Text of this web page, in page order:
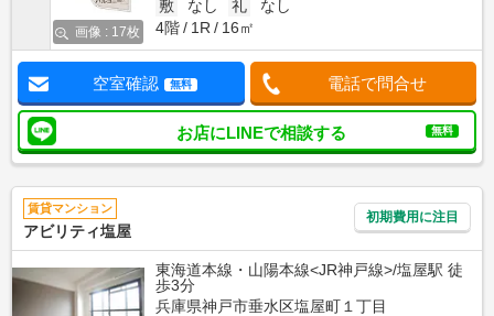
画像 : 17枚
敷 なし 礼
なし
4階
1R 16㎡
空室確認 無料 電話で問合せ
お店にLINEで相談する 無料
賃貸マンション
アビリティ塩屋
初期費用に注目
東海道本線・山陽本線<JR神戸線>/塩屋駅 徒
歩3分
兵庫県神戸市垂水区塩屋町１丁目